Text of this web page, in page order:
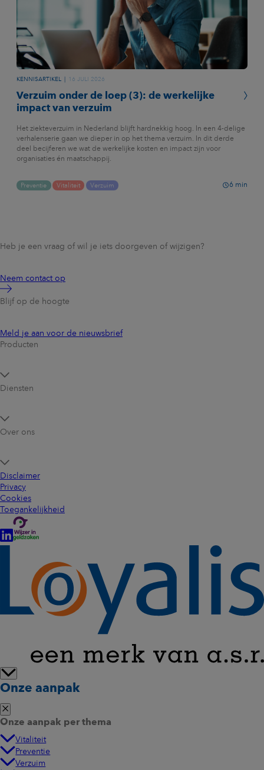
KENNISARTIKEL 16 JULI 2026
Verzuim onder de loep (3): de werkelijke
impact van verzuim
Het ziekteverzuim in Nederland blijft hardnekkig hoog. In een 4-delige
verhalenserie gaan we dieper in op het thema verzuim. In dit derde
deel becijferen we wat de werkelijke kosten en impact zijn voor
organisaties én maatschappij.
Preventie Vitaliteit Verzuim 6 min
Heb je een vraag of wil je iets doorgeven of wijzigen?
Neem contact op
Blijf op de hoogte
Meld je aan voor de nieuwsbrief
Producten
Diensten
Over ons
Disclaimer
Privacy
Cookies
Toegankelijkheid
Onze aanpak
Onze aanpak per thema
Vitaliteit
Preventie
Verzuim